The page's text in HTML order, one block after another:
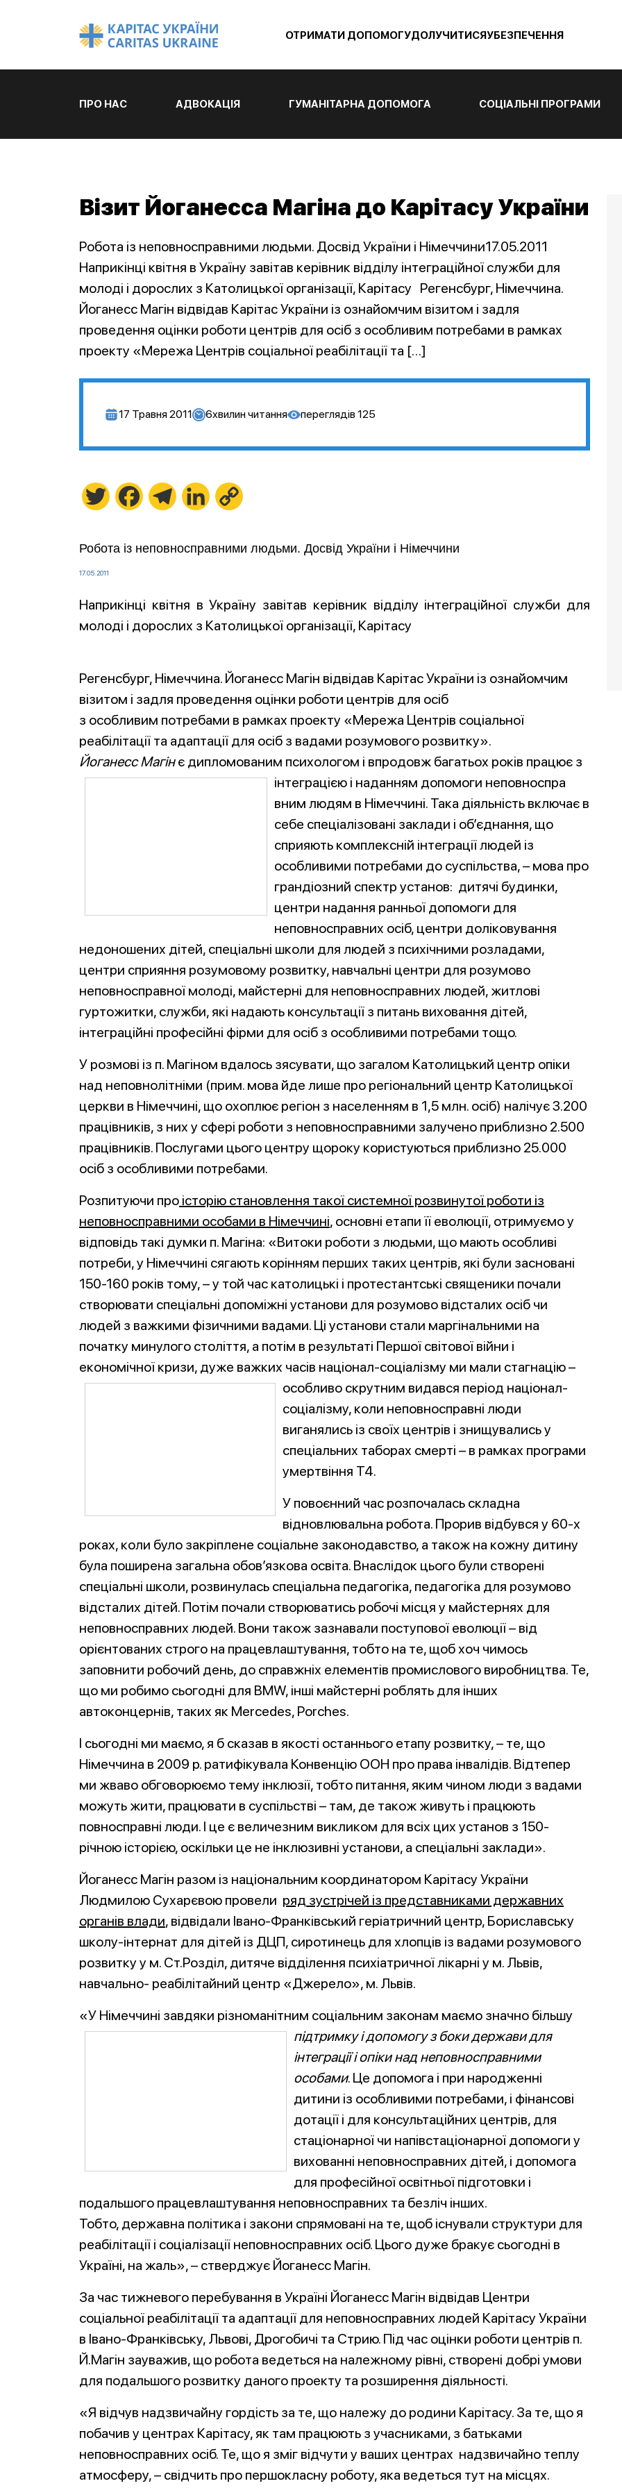
ОТРИМАТИ ДОПОМОГУДОЛУЧИТИСЯУБЕЗПЕЧЕННЯ
ПРО НАС АДВОКАЦІЯ ГУМАНІТАРНА ДОПОМОГА СОЦІАЛЬНІ ПРОГРАМИ
Візит Йоганесса Магіна до Карітасу України
Робота із неповносправними людьми. Досвід України і Німеччини17.05.2011
Наприкінці квітня в Україну завітав керівник відділу інтеграційної служби для
молоді і дорослих з Католицької організації, Карітасу Регенсбург, Німеччина.
Йоганесс Магін відвідав Карітас України із ознайомчим візитом і задля
проведення оцінки роботи центрів для осіб з особливим потребами в рамках
проекту «Мережа Центрів соціальної реабілітації та […]
17 Травня 2011 6хвилин читання переглядів 125
Twitter FacebookTelegramLinkedIn
Робота із неповносправними людьми. Досвід України і Німеччини
17.05.2011
Наприкінці квітня в Україну завітав керівник відділу інтеграційної служби для
молоді і дорослих з Католицької організації, Карітасу
Регенсбург, Німеччина. Йоганесс Магін відвідав Карітас України із ознайомчим
візитом і задля проведення оцінки роботи центрів для осіб
з особливим потребами в рамках проекту «Мережа Центрів соціальної
реабілітації та адаптації для осіб з вадами розумового розвитку».
Йоганесс Магінє дипломованим психологом і впродовж багатьох років працює з
інтеграцією і наданням допомоги неповноспра
вним людям в Німеччині. Така діяльність включає в
себе спеціалізовані заклади і об’єднання, що
сприяють комплексній інтеграції людей із
особливими потребами до суспільства, – мова про
грандіозний спектр установ: дитячі будинки,
центри надання ранньої допомоги для
неповносправних осіб, центри доліковування
недоношених дітей, спеціальні школи для людей з психічними розладами,
центри сприяння розумовому розвитку, навчальні центри для розумово
неповносправної молоді, майстерні для неповносправних людей, житлові
гуртожитки, служби, які надають консультації з питань виховання дітей,
інтеграційні професійні фірми для осіб з особливими потребами тощо.
У розмові із п. Магіном вдалось зясувати, що загалом Католицький центр опіки
над неповнолітніми (прим. мова йде лише про регіональний центр Католицької
церкви в Німеччині, що охоплює регіон з населенням в 1,5 млн. осіб) налічує 3.200
працівників, з них у сфері роботи з неповносправними залучено приблизно 2.500
працівників. Послугами цього центру щороку користуються приблизно 25.000
осіб з особливими потребами.
Розпитуючи про історію становлення такої системної розвинутої роботи із
неповносправними особами в Німеччині, основні етапи її еволюції, отримуємо у
відповідь такі думки п. Магіна: «Витоки роботи з людьми, що мають особливі
потреби, у Німеччині сягають корінням перших таких центрів, які були засновані
150-160 років тому, – у той час католицькі і протестантські священики почали
створювати спеціальні допоміжні установи для розумово відсталих осіб чи
людей з важкими фізичними вадами. Ці установи стали маргінальними на
початку минулого століття, а потім в результаті Першої світової війни і
економічної кризи, дуже важких часів націонал-соціалізму ми мали стагнацію –
особливо скрутним видався період націонал-
соціалізму, коли неповносправні люди
виганялись із своїх центрів і знищувались у
спеціальних таборах смерті – в рамках програми
умертвіння Т4.
У повоєнний час розпочалась складна
відновлювальна робота. Прорив відбувся у 60-х
роках, коли було закріплене соціальне законодавство, а також на кожну дитину
була поширена загальна обов’язкова освіта. Внаслідок цього були створені
спеціальні школи, розвинулась спеціальна педагогіка, педагогіка для розумово
відсталих дітей. Потім почали створюватись робочі місця у майстернях для
неповносправних людей. Вони також зазнавали поступової еволюції – від
орієнтованих строго на працевлаштування, тобто на те, щоб хоч чимось
заповнити робочий день, до справжніх елементів промислового виробництва. Те,
що ми робимо сьогодні для BMW, інші майстерні роблять для інших
автоконцернів, таких як Mercedes, Porches.
І сьогодні ми маємо, я б сказав в якості останнього етапу розвитку, – те, що
Німеччина в 2009 р. ратифікувала Конвенцію ООН про права інвалідів. Відтепер
ми жваво обговорюємо тему інклюзії, тобто питання, яким чином люди з вадами
можуть жити, працювати в суспільстві – там, де також живуть і працюють
повносправні люди. І це є величезним викликом для всіх цих установ з 150-
річною історією, оскільки це не інклюзивні установи, а спеціальні заклади».
Йоганесс Магін разом із національним координатором Карітасу України
Людмилою Сухарєвою провели ряд зустрічей із представниками державних
органів влади, відвідали Івано-Франківський геріатричний центр, Бориславську
школу-інтернат для дітей із ДЦП, сиротинець для хлопців із вадами розумового
розвитку у м. Ст.Розділ, дитяче відділення психіатричної лікарні у м. Львів,
навчально- реабілітайний центр «Джерело», м. Львів.
«У Німеччині завдяки різноманітним соціальним законам маємо значно більшу
підтримку і допомогу з боки державидля
інтеграції і опіки над неповносправними
особами. Це допомога і при народженні
дитини із особливими потребами, і фінансові
дотації і для консультаційних центрів, для
стаціонарної чи напівстаціонарної допомоги у
вихованні неповносправних дітей, і допомога
для професійної освітньої підготовки і
подальшого працевлаштування неповносправних та безліч інших.
Тобто, державна політика і закони спрямовані на те, щоб існували структури для
реабілітації і соціалізації неповносправних осіб. Цього дуже бракує сьогодні в
Україні, на жаль», – стверджує Йоганесс Магін.
За час тижневого перебування в Україні Йоганесс Магін відвідав Центри
соціальної реабілітації та адаптації для неповносправних людей Карітасу України
в Івано-Франківську, Львові, Дрогобичі та Стрию. Під час оцінки роботи центрів п.
Й.Магін зауважив, що робота ведеться на належному рівні, створені добрі умови
для подальшого розвитку даного проекту та розширення діяльності.
«Я відчув надзвичайну гордість за те, що належу до родини Карітасу. За те, що я
побачив у центрах Карітасу, як там працюють з учасниками, з батьками
неповносправних осіб. Те, що я зміг відчути у ваших центрах надзвичайно теплу
атмосферу, – свідчить про першокласну роботу, яка ведеться тут на місцях.